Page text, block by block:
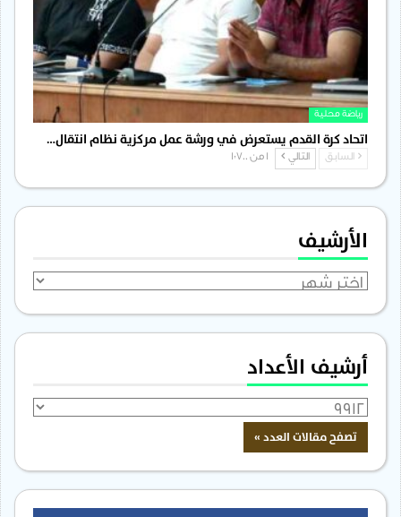
رياضة محلية
اتحاد كرة القدم يستعرض في ورشة عمل مركزية نظام انتقال…
السابق التالي
الأرشيف
الأرشيف
أرشيف الأعداد